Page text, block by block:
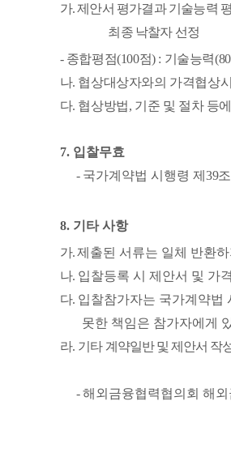
가.제안서 평가결과 기술능력
최종 낙찰자 선정
- 종합평점(100점) : 기술능력(80
나. 협상대상자와의 가격협상
다. 협상방법, 기준 및 절차 등
7. 입찰무효
- 국가계약법 시행령 제39
8. 기타 사항
가.제출된 서류는 일체 반환하
나. 입찰등록 시 제안서 및 가
다. 입찰참가자는 국가계약법
못한 책임은 참가자에게
라. 기타 계약일반 및 제안서 작
-해외금융협력협의회 해